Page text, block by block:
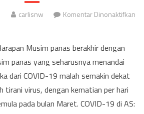
carlisnw
Komentar Dinonaktifkan
19
di
AS:
Harapan
Musim
Musim panas berakhir dengan
panas yang seharusnya menandai
dari COVID-19 malah semakin dekat
tirani virus, dengan kematian per hari
pada bulan Maret. COVID-19 di AS: